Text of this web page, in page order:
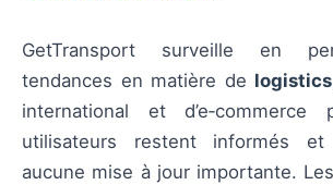
GetTransport surveille en
tendances en matière de logistics
international et
utilisateurs restent informés
aucune mise à jour importante.